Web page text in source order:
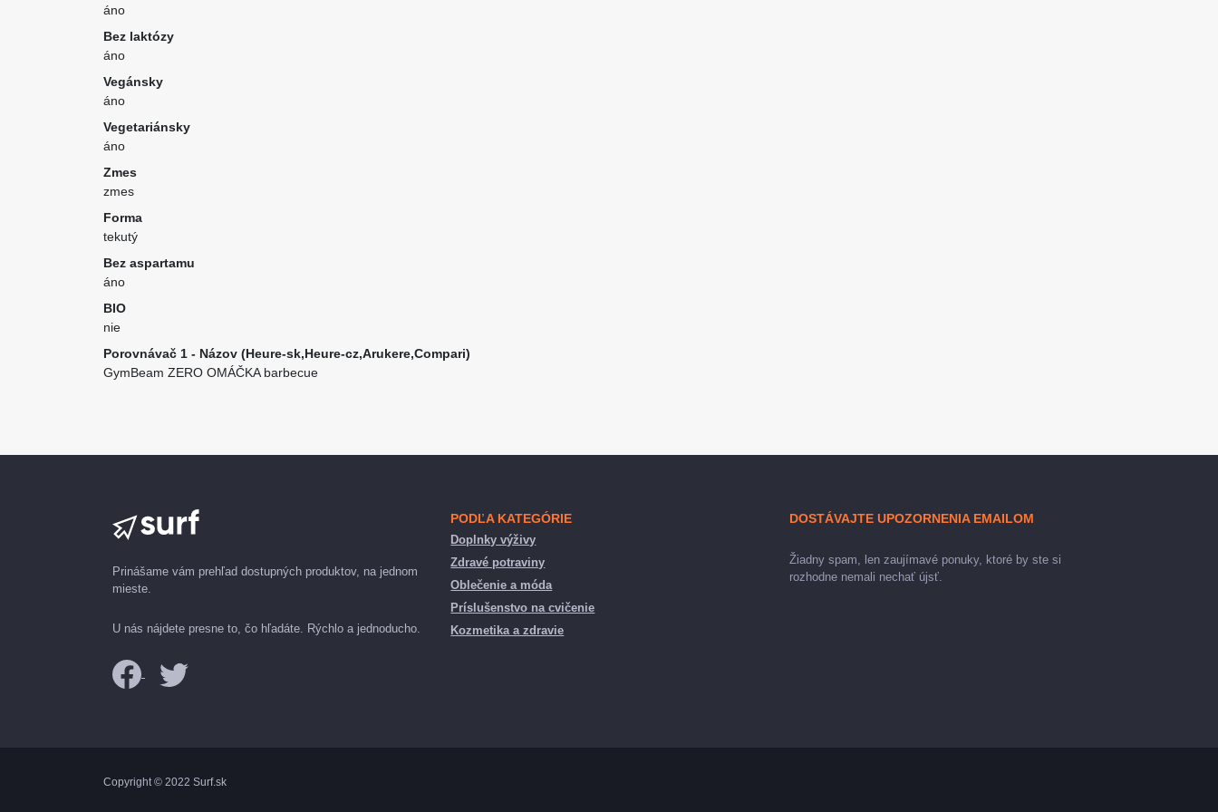
áno
Bez laktózy
áno
Vegánsky
áno
Vegetariánsky
áno
Zmes
zmes
Forma
tekutý
Bez aspartamu
áno
BIO
nie
Porovnávač 1 - Názov (Heure-sk,Heure-cz,Arukere,Compari)
GymBeam ZERO OMÁČKA barbecue
Prinášame vám prehľad dostupných produktov, na jednom
mieste.
U nás nájdete presne to, čo hľadáte. Rýchlo a jednoducho.
PODĽA KATEGÓRIE
Doplnky výživy
Zdravé potraviny
Oblečenie a móda
Príslušenstvo na cvičenie
Kozmetika a zdravie
DOSTÁVAJTE UPOZORNENIA EMAILOM
Žiadny spam, len zaujímavé ponuky, ktoré by ste si
rozhodne nemali nechať újsť.
Copyright © 2022 Surf.sk